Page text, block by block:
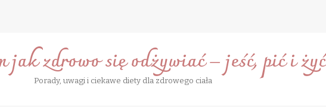
jak zdrowo się odżywiać – jeść, pić i żyć
Porady, uwagi i ciekawe diety dla zdrowego ciała